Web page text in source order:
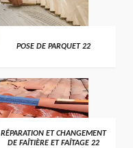
POSE DE PARQUET 22
RÉPARATION ET CHANGEMENT
DE FAÎTIÈRE ET FAÎTAGE 22